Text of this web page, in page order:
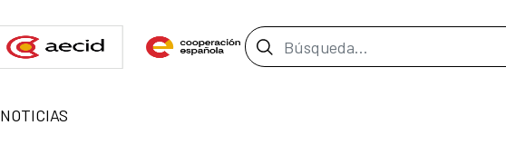
Barra de búsqueda
NOTICIAS